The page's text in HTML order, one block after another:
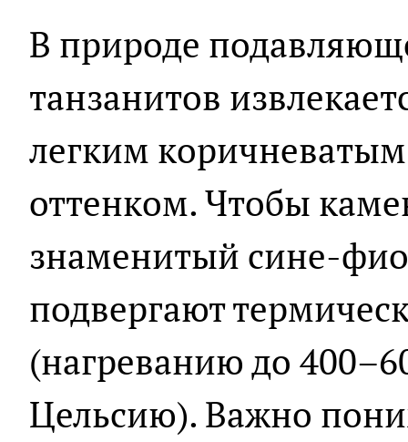
В природе
танзанитов
легким
оттенком. Чтобы
знаменитый сине-
подвергают
(нагреванию до
Цельсию). Важно